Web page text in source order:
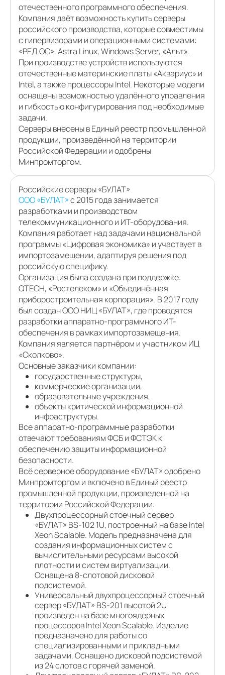
отечественного программного обеспечения.
Компания даёт возможность купить серверы
российского производства, которые совместимы
с гипервизорами и операционными системами:
«РЕД ОС», Astra Linux, Windows Server, «Альт».
При производстве устройств используются
отечественные материнские платы «Аквариус» и
Intel, а также процессоры Intel. Некоторые модели
оснащены возможностью удалённого управления
и гибкостью конфигурирования под необходимые
задачи.
Серверы внесены в Единый реестр промышленной
продукции, произведённой на территории
Российской Федерации и одобрены
Минпромторгом.
Российские серверы «БУЛАТ»
ООО «БУЛАТ»с 2015 года занимается
разработками и производством
телекоммуникационного и ИТ-оборудования.
Компания работает над задачами национальной
программы «Цифровая экономика» и участвует в
импортозамещении, адаптируя решения под
российскую специфику.
Организация была создана при поддержке:
QTECH, «Ростелеком» и «Объединённая
приборостроительная корпорация». В 2017 году
был создан ООО НИЦ «БУЛАТ», где проводятся
разработки аппаратно-программного ИТ-
обеспечения в рамках импортозамещения.
Компания является партнёром и участником ИЦ
«Сколково».
Основные заказчики компании:
государственные структуры,
коммерческие организации,
образовательные учреждения,
объекты критической информационной
инфраструктуры.
Все аппаратно-программные разработки
отвечают требованиям ФСБ и ФСТЭК к
обеспечению защиты информационной
безопасности.
Всё серверное оборудование «БУЛАТ» одобрено
Минпромторгом и включено в Единый реестр
промышленной продукции, произведенной на
территории Российской Федерации:
Двухпроцессорный стоечный сервер
«БУЛАТ» BS-102 1U, построенный на базе Intel
Xeon Scalable. Модель предназначена для
создания информационных систем с
вычислительными ресурсами высокой
плотности и систем виртуализации.
Оснащена 8-слотовой дисковой
подсистемой.
Универсальный двухпроцессорный стоечный
сервер «БУЛАТ» BS-201 высотой 2U
произведен на базе многоядерных
процессоров Intel Xeon Scalable. Изделие
предназначено для работы со
специализированными и прикладными
задачами. Оснащено дисковой подсистемой
из 24 слотов с горячей заменой.